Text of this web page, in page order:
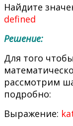
Найдите
defined
Решение:
Для того
рассмотрим
подробно:
Выражение: